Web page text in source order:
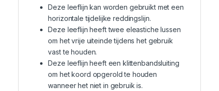
Deze leeflijn kan worden gebruikt met een
horizontale tijdelijke reddingslijn.
Deze leeflijn heeft twee eleastiche lussen
om het vrije uiteinde tijdens het gebruik
vast te houden.
Deze leeflijn heeft een klittenbandsluiting
om het koord opgerold te houden
wanneer het niet in gebruik is.